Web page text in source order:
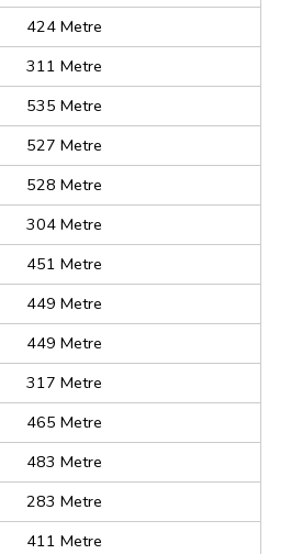
424 Metre
311 Metre
535 Metre
527 Metre
528 Metre
304 Metre
451 Metre
449 Metre
449 Metre
317 Metre
465 Metre
483 Metre
283 Metre
411 Metre